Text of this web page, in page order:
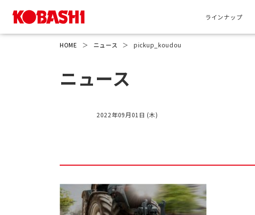
ラインナップ
HOME ＞ ニュース ＞ pickup_koudou
ニュース
2022年09月01日 (木)